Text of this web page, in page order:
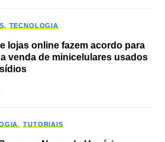
TECNOLOGIA
lojas online fazem acordo para
venda de minicelulares usados
TUTORIAIS